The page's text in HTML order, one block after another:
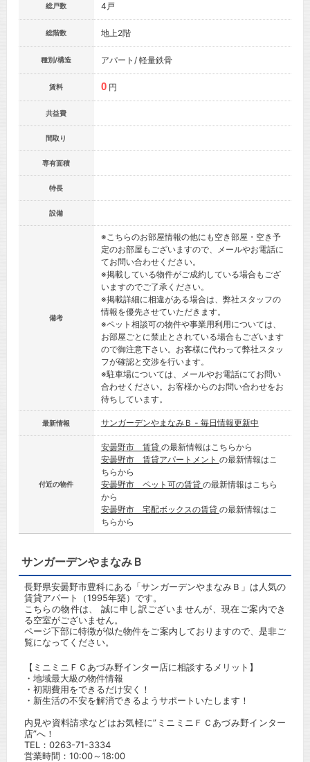
総戸数 4戸
総階数 地上2階
種別/構造 アパート/ 軽量鉄骨
賃料 0 円
共益費
間取り
専有面積
特長
設備
備考
※こちらのお部屋情報の他にも空き部屋・空き予
定のお部屋もございますので、メールやお電話に
てお問い合わせください。
※掲載している物件がご成約している場合もござ
いますのでご了承ください。
※掲載詳細に相違がある場合は、弊社スタッフの
情報を優先させていただきます。
※ペット相談可の物件や事業用利用については、
お部屋ごとに禁止とされている場合もございます
ので御注意下さい。お客様に代わって弊社スタッ
フが確認と交渉を行います。
※駐車場については、メールやお電話にてお問い
合わせください。お客様からのお問い合わせをお
待ちしています。
最新情報 サンガーデンやまなみＢ - 毎日情報更新中
付近の物件
安曇野市 賃貸 の最新情報はこちらから
安曇野市 賃貸アパートメント の最新情報はこ
ちらから
安曇野市 ペット可の賃貸 の最新情報はこちら
から
安曇野市 宅配ボックスの賃貸 の最新情報はこ
ちらから
サンガーデンやまなみＢ
長野県安曇野市豊科にある「サンガーデンやまなみＢ」は人気の
賃貸アパート（1995年築）です。
こちらの物件は、 誠に申し訳ございませんが、現在ご案内でき
る空室がございません。
ページ下部に特徴が似た物件をご案内しておりますので、是非ご
覧になってください。
【ミニミニＦＣあづみ野インター店に相談するメリット】
・地域最大級の物件情報
・初期費用をできるだけ安く！
・新生活の不安を解消できるようサポートいたします！
内見や資料請求などはお気軽に”ミニミニＦＣあづみ野インター
店”へ！
TEL： 0263-71-3334
営業時間：10:00～18:00